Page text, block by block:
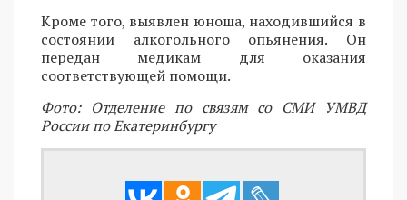
Кроме того, выявлен юноша, находившийся в
состоянии алкогольного опьянения. Он
передан медикам для оказания
соответствующей помощи.
Фото: Отделение по связям со СМИ УМВД
России по Екатеринбургу